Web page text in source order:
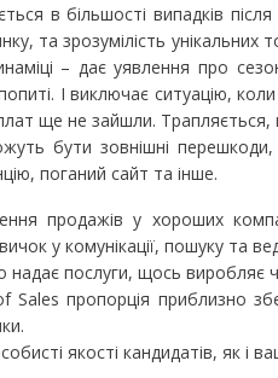
в більшості випадків
та зрозумілість
– дає уявлення про
І виключає ситуацію,
ще не зайшли.
бути зовнішні перешкоди,
поганий сайт та інше.
продажів у хороших
у комунікації, пошуку та
послуги, щось виробляє
Sales пропорція приблизно
якості кандидатів, як і